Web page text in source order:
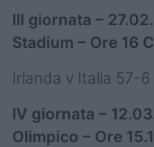
III giornata –
Stadium – Ore 16
Irlanda v Italia 57-6
IV giornata –
Olimpico – Ore